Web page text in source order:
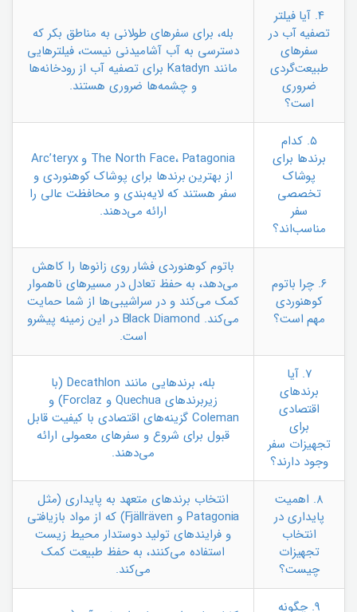
۴. آیا فیلتر
تصفیه آب در
سفرهای
طبیعت‌گردی
ضروری
است؟
بله، برای سفرهای طولانی به مناطق بکر که
دسترسی به آب آشامیدنی نیست، فیلترهایی
مانند Katadyn برای تصفیه آب از رودخانه‌ها
و چشمه‌ها ضروری هستند.
۵. کدام
برندها برای
پوشاک
تخصصی
سفر
مناسب‌اند؟
The North Face، Patagonia و Arc’teryx
از بهترین برندها برای پوشاک کوهنوردی و
سفر هستند که لایه‌بندی و محافظت عالی را
ارائه می‌دهند.
۶. چرا باتوم
کوهنوردی
مهم است؟
باتوم کوهنوردی فشار روی زانوها را کاهش
می‌دهد، به حفظ تعادل در مسیرهای ناهموار
کمک می‌کند و در سراشیبی‌ها از شما حمایت
می‌کند. Black Diamond در این زمینه پیشرو
است.
۷. آیا
برندهای
اقتصادی
برای
تجهیزات سفر
وجود دارند؟
بله، برندهایی مانند Decathlon (با
زیربرندهای Quechua و Forclaz) و
Coleman گزینه‌های اقتصادی با کیفیت قابل
قبول برای شروع و سفرهای معمولی ارائه
می‌دهند.
۸. اهمیت
پایداری در
انتخاب
تجهیزات
چیست؟
انتخاب برندهای متعهد به پایداری (مثل
Patagonia و Fjällräven) که از مواد بازیافتی
و فرایندهای تولید دوستدار محیط زیست
استفاده می‌کنند، به حفظ طبیعت کمک
می‌کند.
۹. چگونه